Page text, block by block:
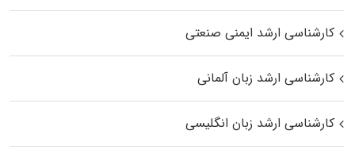
کارشناسی ارشد ایمنی صنعتی
کارشناسی ارشد زبان آلمانی
کارشناسی ارشد زبان انگلیسی